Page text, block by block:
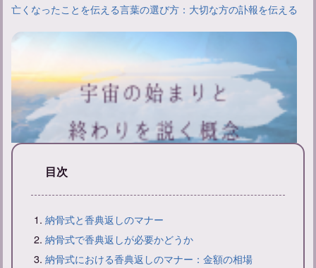
亡くなったことを伝える言葉の選び方：大切な方の訃報を伝える
目次
納骨式と香典返しのマナー
納骨式で香典返しが必要かどうか
納骨式における香典返しのマナー：金額の相場